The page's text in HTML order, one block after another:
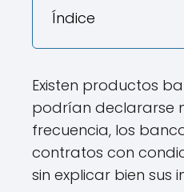
Índice
Existen productos
podrían declararse
frecuencia, los
contratos con
sin explicar bien sus